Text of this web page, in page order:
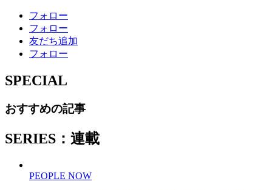
フォロー
フォロー
友だち追加
フォロー
SPECIAL
おすすめの記事
SERIES：連載
PEOPLE NOW